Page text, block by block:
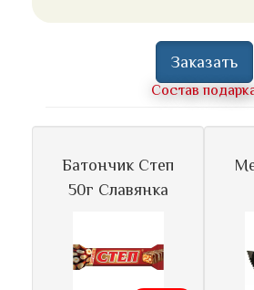
Заказать
Состав
Батончик Степ
50г Славянка